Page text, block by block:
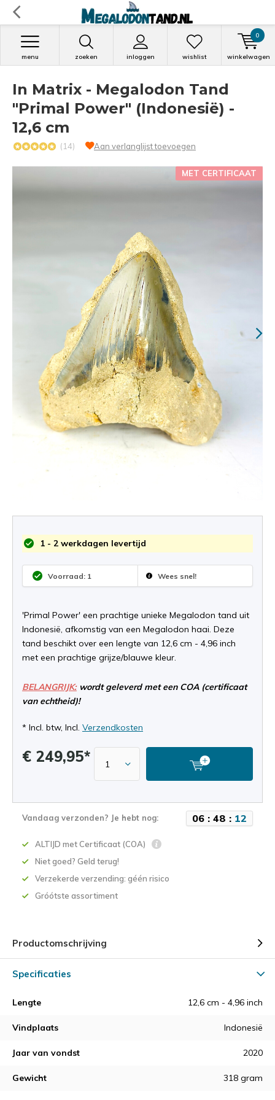
zoeken inloggen
menu wishlist winkelwagen
0
In Matrix - Megalodon Tand
"Primal Power" (Indonesië) -
12,6 cm
(14) Aan verlanglijst toevoegen
MET CERTIFICAAT
1 - 2 werkdagen levertijd
Voorraad: 1 Wees snel!
'Primal Power' een prachtige unieke Megalodon tand uit
Indonesië, afkomstig van een Megalodon haai. Deze
tand beschikt over een lengte van 12,6 cm - 4,96 inch
met een prachtige grijze/blauwe kleur.
BELANGRIJK:wordt geleverd met een COA (certificaat
van echtheid)!
* Incl. btw, Incl. Verzendkosten
€ 249,95*
Vandaag verzonden? Je hebt nog: 06 : 48 : 12
ALTIJD met Certificaat (COA)
Niet goed? Geld terug!
Verzekerde verzending: géén risico
Gróótste assortiment
Productomschrijving
Specificaties
Lengte 12,6 cm - 4,96 inch
Vindplaats Indonesië
Jaar van vondst 2020
Gewicht 318 gram